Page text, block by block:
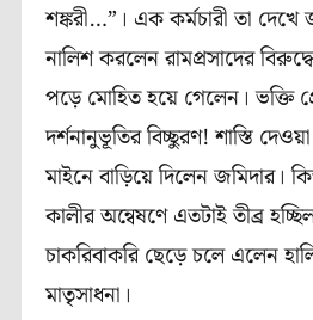
শঙ্করী…”। এক কর্মচারী তা দেখে
নালিশ করলেন রামপ্রসাদের
পড়ে মোহিত হয়ে গেলেন। ভক্তি
দর্শনানুভূতির বিচ্ছুরণ! শাস্তি
মাইনে বাড়িয়ে দিলেন জমিদার।
কালীর অন্বেষণে এতটাই তীব্র
চাকরিবাকরি ছেড়ে চলে এলেন
মাতৃসাধনা।